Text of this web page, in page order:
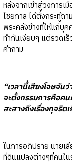
หลังจากเข้าสู่วงการ
ไชยกาล ได้ตั้งกระทู้ถ
พระคลังข้างที่ให้แก่บุ
ทำกันเงียบๆ แต่รวดเ
คำถาม
“เวลานี้เสียงโจษจั
จะตั้งกรรมการคือคน
สะสางถึงเรื่องทุจริต
ในการอภิปราย นายเ
ที่ดินแปลงต่างๆที่คนใ